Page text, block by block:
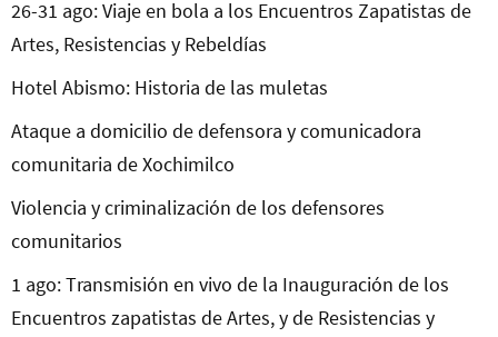
26-31 ago: Viaje en bola a los Encuentros Zapatistas de
Artes, Resistencias y Rebeldías
Hotel Abismo: Historia de las muletas
Ataque a domicilio de defensora y comunicadora
comunitaria de Xochimilco
Violencia y criminalización de los defensores
comunitarios
1 ago: Transmisión en vivo de la Inauguración de los
Encuentros zapatistas de Artes, y de Resistencias y